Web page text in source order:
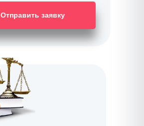
Отправить заявку